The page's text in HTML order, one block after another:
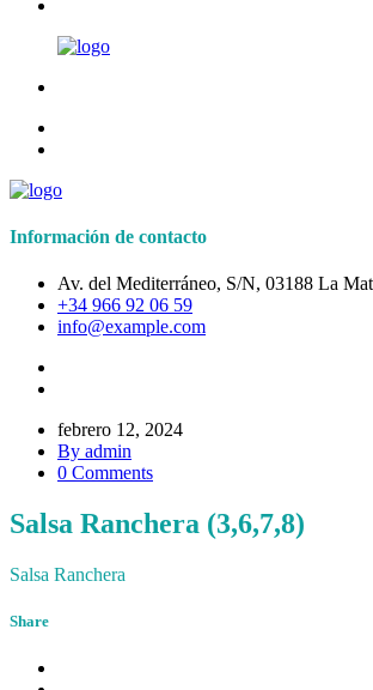
Información de contacto
Av. del Mediterráneo, S/N, 03188 La
+34 966 92 06 59
info@example.com
febrero 12, 2024
By admin
0 Comments
Salsa Ranchera (3,6,7,8)
Salsa Ranchera
Share